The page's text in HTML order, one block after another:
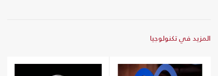
المزيد في تكنولوجيا